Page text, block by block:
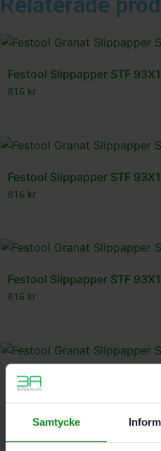
Samtycke
Festool Slippapper STF
816 kr
Festool Slippapper STF
816 kr
Festool Slippapper STF
816 kr
Festool Slippapper STF
816kr